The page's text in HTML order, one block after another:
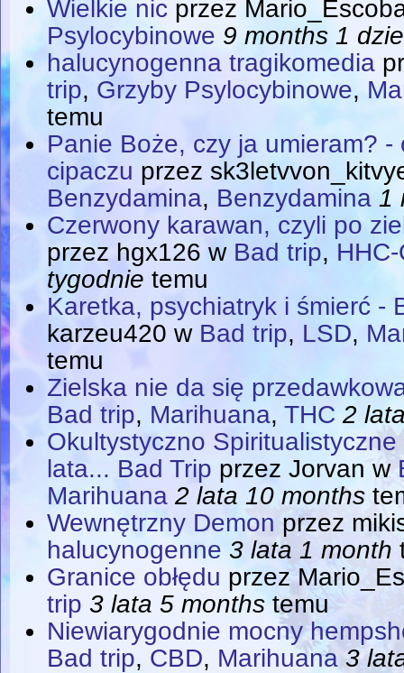
Wielkie nic przez
Psylocybinowe 9 months 1
halucynogenna tragikomedia
trip, Grzyby Psylocybinowe,
temu
Panie Boże, czy ja umieram?
cipaczu przez
Benzydamina, Benzydamina 1
Czerwony karawan, czyli po
przez hgx126 w Bad trip,
tygodnie temu
Karetka, psychiatryk i śmierć -
karzeu420 w Bad trip, LSD,
temu
Zielska nie da się
Bad trip, Marihuana, THC 2
Okultystyczno
lata... Bad Trip przez Jorvan w
Marihuana 2 lata 10 months
Wewnętrzny Demon przez
halucynogenne 3 lata 1 month
Granice obłędu przez
trip 3 lata 5 monthstemu
Niewiarygodnie mocny
Bad trip, CBD, Marihuana 3